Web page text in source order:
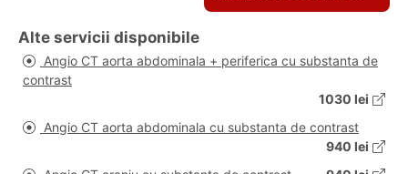
Alte servicii disponibile
Angio CT aorta abdominala + periferica cu substanta de
contrast
1030 lei
Angio CT aorta abdominala cu substanta de contrast
940 lei